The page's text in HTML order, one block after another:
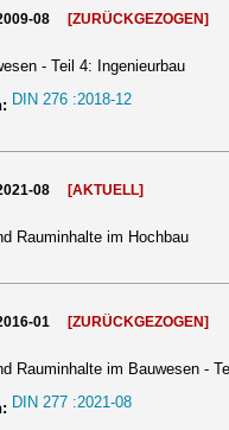
08 [ZURÜCKGEZOGEN]
- Teil 4: Ingenieurbau
DIN 276 :2018-12
08 [AKTUELL]
Rauminhalte im Hochbau
01 [ZURÜCKGEZOGEN]
Rauminhalte im Bauwesen -
DIN 277 :2021-08